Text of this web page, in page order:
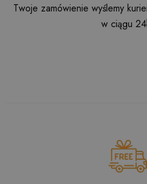
Twoje zamówienie wyślemy
w ciągu